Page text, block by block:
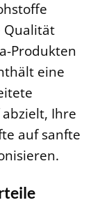
Qualität
Produkten
eine
Ihre
auf sanfte